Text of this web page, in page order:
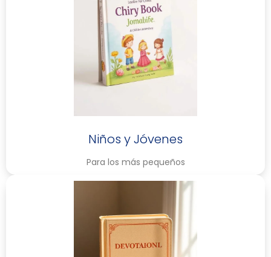
Niños y Jóvenes
Para los más pequeños